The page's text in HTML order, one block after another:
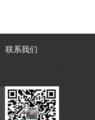
联系我们